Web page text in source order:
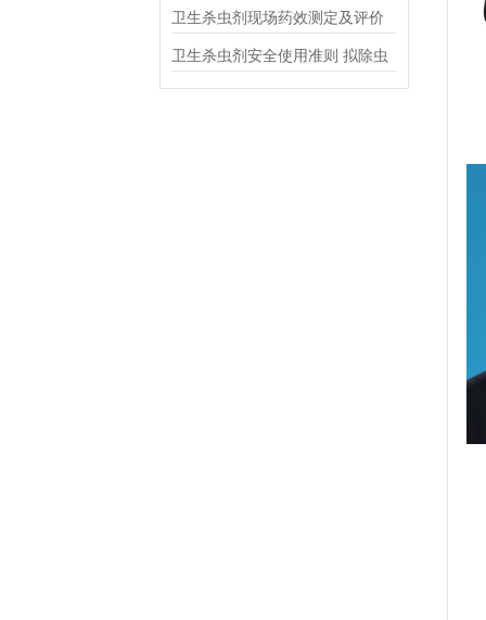
气雾剂
卫生杀虫剂现场药效测定及评价
喷射剂
卫生杀虫剂安全使用准则 拟除虫
菊酯类